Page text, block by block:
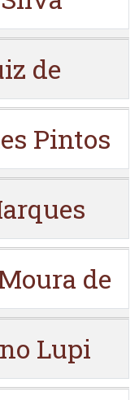
de
Pintos
de
Lupi